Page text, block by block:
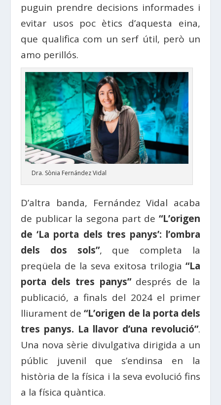
puguin prendre decisions informades i
evitar usos poc ètics d’aquesta eina,
que qualifica com un serf útil, però un
amo perillós.
Dra. Sònia Fernández Vidal
D’altra banda, Fernández Vidal acaba
de publicar la segona part de “L’origen
de ‘La porta dels tres panys’: l’ombra
dels dos sols”, que completa la
preqüela de la seva exitosa trilogia “La
porta dels tres panys”després de la
publicació, a finals del 2024 el primer
lliurament de“L’origen de la porta dels
tres panys. La llavor d’una revolució”.
Una nova sèrie divulgativa dirigida a un
públic juvenil que s’endinsa en la
història de la física i la seva evolució fins
a la física quàntica.